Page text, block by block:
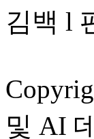
김백 l
및 AI